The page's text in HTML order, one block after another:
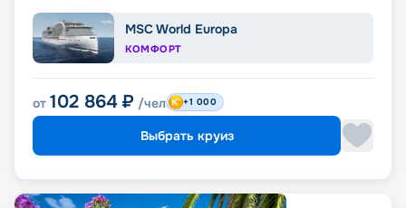
MSC World Europa
КОМФОРТ
от 102 864 ₽ /чел +1 000
Выбрать круиз